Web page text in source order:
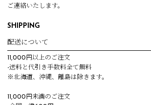
ご連絡いたします。
SHIPPING
配送について
11,000円以上のご注文
-送料と代引き手数料全て無料
※北海道、沖縄、離島は除きます。
11,000円未満のご注文